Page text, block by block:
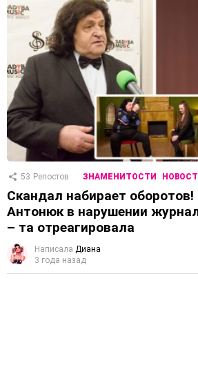
53 Репостов ЗНАМЕНИТОСТИ
Скандал набирает
Антонюк в нарушении
– та отреагировала
Написала Диана
3 года назад